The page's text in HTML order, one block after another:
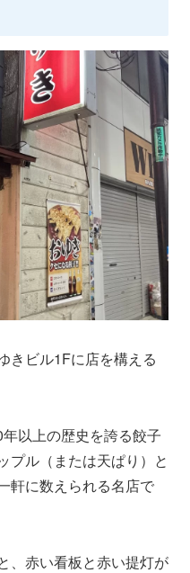
きビル1Fに店を構える
以上の歴史を誇る餃子
プル（または天ぱり）と
軒に数えられる名店で
、赤い看板と赤い提灯が